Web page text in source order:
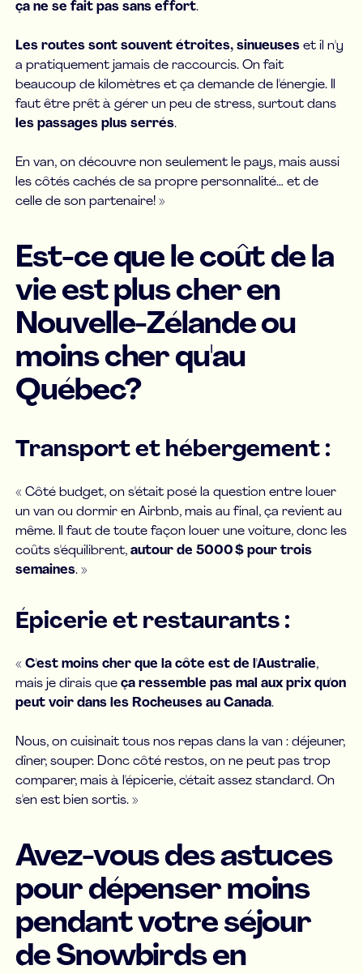
ça ne se fait pas sans effort.
Les routes sont souvent étroites, sinueuses et il n'y
a pratiquement jamais de raccourcis. On fait
beaucoup de kilomètres et ça demande de l'énergie. Il
faut être prêt à gérer un peu de stress, surtout dans
les passages plus serrés.
En van, on découvre non seulement le pays, mais aussi
les côtés cachés de sa propre personnalité… et de
celle de son partenaire! »
Est-ce que le coût de la
vie est plus cher en
Nouvelle-Zélande ou
moins cher qu'au
Québec?
Transport et hébergement :
« Côté budget, on s'était posé la question entre louer
un van ou dormir en Airbnb, mais au final, ça revient au
même. Il faut de toute façon louer une voiture, donc les
coûts s'équilibrent,autour de 5000 $ pour trois
semaines. »
Épicerie et restaurants :
«C'est moins cher que la côte est de l'Australie,
mais je dirais queça ressemble pas mal aux prix qu'on
peut voir dans les Rocheuses au Canada.
Nous, on cuisinait tous nos repas dans la van : déjeuner,
dîner, souper. Donc côté restos, on ne peut pas trop
comparer, mais à l'épicerie, c'était assez standard. On
s'en est bien sortis. »
Avez-vous des astuces
pour dépenser moins
pendant votre séjour
de Snowbirds en